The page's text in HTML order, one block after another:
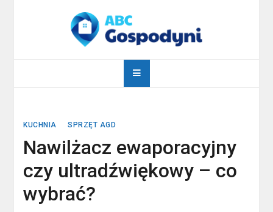
abcgospodyni.pl
KUCHNIA SPRZĘT AGD
Nawilżacz ewaporacyjny
czy ultradźwiękowy – co
wybrać?